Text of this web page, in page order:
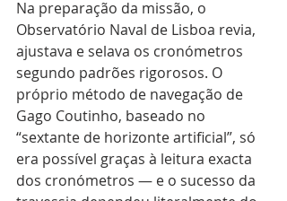
Na preparação da missão, o
Observatório Naval de Lisboa revia,
ajustava e selava os cronómetros
segundo padrões rigorosos. O
próprio método de navegação de
Gago Coutinho, baseado no
“sextante de horizonte artificial”, só
era possível graças à leitura exacta
dos cronómetros — e o sucesso da